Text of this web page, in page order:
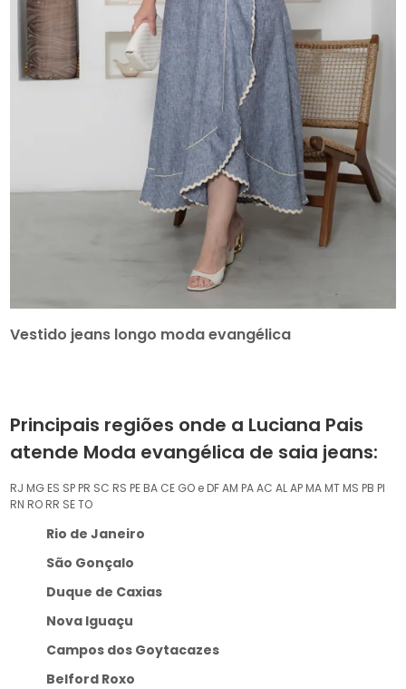
Vestido jeans longo moda evangélica
Principais regiões onde a Luciana Pais
atende Moda evangélica de saia jeans:
RJ MG ES SP PR SC RS PE BA CE GO e DFAM PAAC ALAP MA MT MS PB PI
RN RO RR SETO
Rio de Janeiro
São Gonçalo
Duque de Caxias
Nova Iguaçu
Campos dos Goytacazes
Belford Roxo